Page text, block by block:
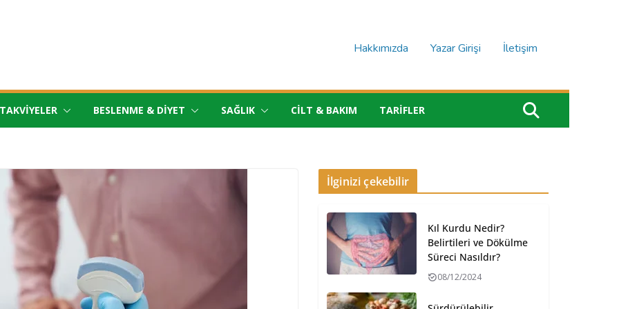
Hakkımızda Yazar Girişi İletişim
TAKVIYELER BESLENME & DIYET SAĞLIK CILT & BAKIM TARIFLER
İlginizi çekebilir
Kıl Kurdu Nedir?
Belirtileri ve Dökülme
Süreci Nasıldır?
08/12/2024